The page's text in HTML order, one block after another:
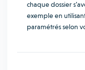
chaque dossier
exemple en
paramétrés selon